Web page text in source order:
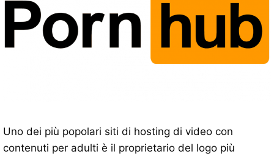
Uno dei più popolari siti di hosting di video con
contenuti per adulti è il proprietario del logo più